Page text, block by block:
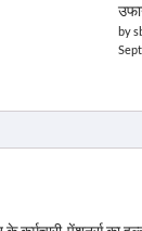
by